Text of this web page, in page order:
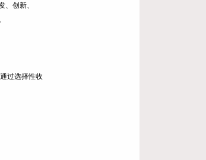
创新、
过选择性收